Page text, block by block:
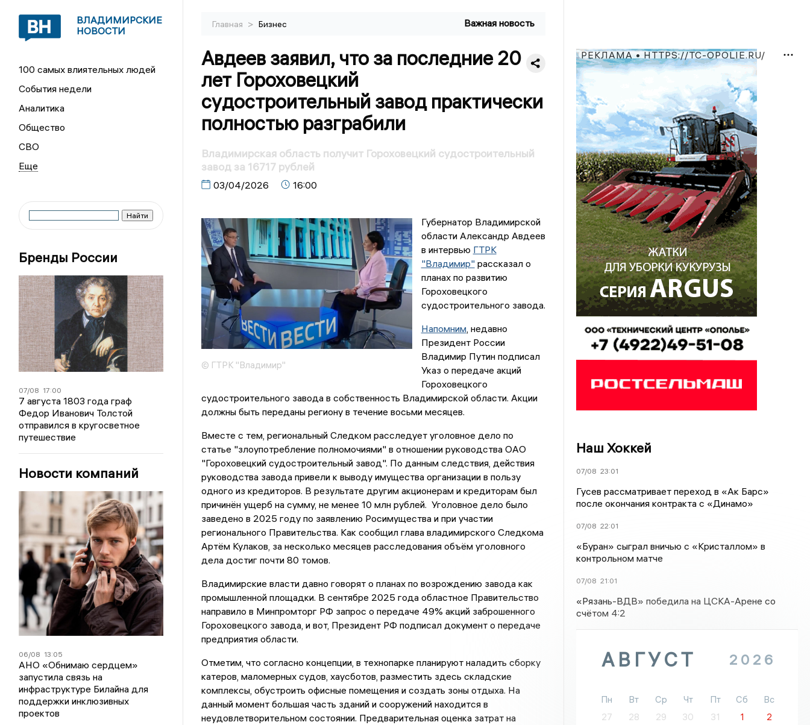
ВЛАДИМИРСКИЕ
НОВОСТИ
100 самых влиятельных людей
События недели
Аналитика
Общество
СВО
Бренды России
07/08 17:00
7 августа 1803 года граф
Федор Иванович Толстой
отправился в кругосветное
путешествие
Новости компаний
06/08 13:05
АНО «Обнимаю сердцем»
запустила связь на
инфраструктуре Билайна для
поддержки инклюзивных
проектов
Главная > Бизнес Важная новость
Авдеев заявил, что за последние 20
лет Гороховецкий
судостроительный завод практически
полностью разграбили
Владимирская область получит Гороховецкий судостроительный
завод за 16717 рублей
03/04/2026 16:00
© ГТРК "Владимир"
Губернатор Владимирской
области Александр Авдеев
в интервью ГТРК
"Владимир"рассказал о
планах по развитию
Гороховецкого
судостроительного завода.
Напомним, недавно
Президент России
Владимир Путин подписал
Указ о передаче акций
Гороховецкого
судостроительного завода в собственность Владимирской области. Акции
должны быть переданы региону в течение восьми месяцев.
Вместе с тем, региональный Следком расследует уголовное дело по
статье "злоупотребление полномочиями" в отношении руководства ОАО
"Гороховецкий судостроительный завод". По данным следствия, действия
руководства завода привели к выводу имущества организации в пользу
одного из кредиторов. В результате другим акционерам и кредиторам был
причинён ущерб на сумму, не менее 10 млн рублей. Уголовное дело было
заведено в 2025 году по заявлению Росимущества и при участии
регионального Правительства. Как сообщил глава владимирского Следкома
Артём Кулаков, за несколько месяцев расследования объём уголовного
дела достиг почти 80 томов.
Владимирские власти давно говорят о планах по возрождению завода как
промышленной площадки. В сентябре 2025 года областное Правительство
направило в Минпромторг РФ запрос о передаче 49% акций заброшенного
Гороховецкого завода, и вот, Президент РФ подписал документ о передаче
предприятия области.
Отметим, что согласно концепции, в технопарке планируют наладить сборку
катеров, маломерных судов, хаусботов, разместить здесь складские
комплексы, обустроить офисные помещения и создать зоны отдыха. На
данный момент большая часть зданий и сооружений находится в
неудовлетворительном состоянии. Предварительная оценка затрат на
РЕКЛАМА • HTTPS://TC-OPOLIE.RU/
Наш Хоккей
07/08 23:01
Гусев рассматривает переход в «Ак Барс»
после окончания контракта с «Динамо»
07/08 22:01
«Буран» сыграл вничью с «Кристаллом» в
контрольном матче
07/08 21:01
«Рязань-ВДВ» победила на ЦСКА-Арене со
счётом 4:2
АВГУСТ 2026
Пн Вт Ср Чт Пт Сб
Вс
27
28 29 30 31 1
2